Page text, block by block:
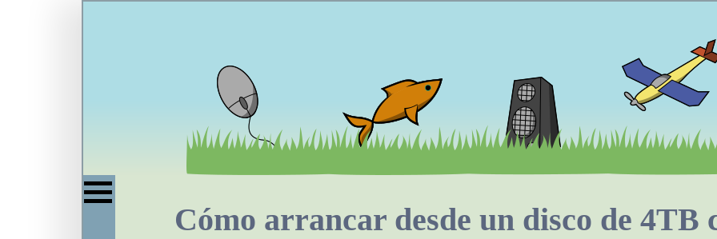
Cómo arrancar desde un disco de 4TB